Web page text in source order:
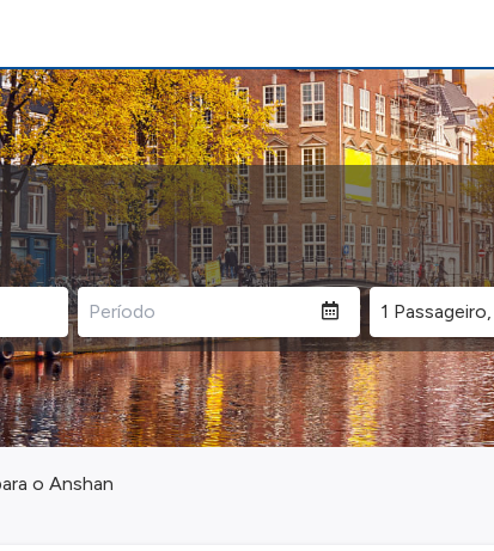
o Anshan